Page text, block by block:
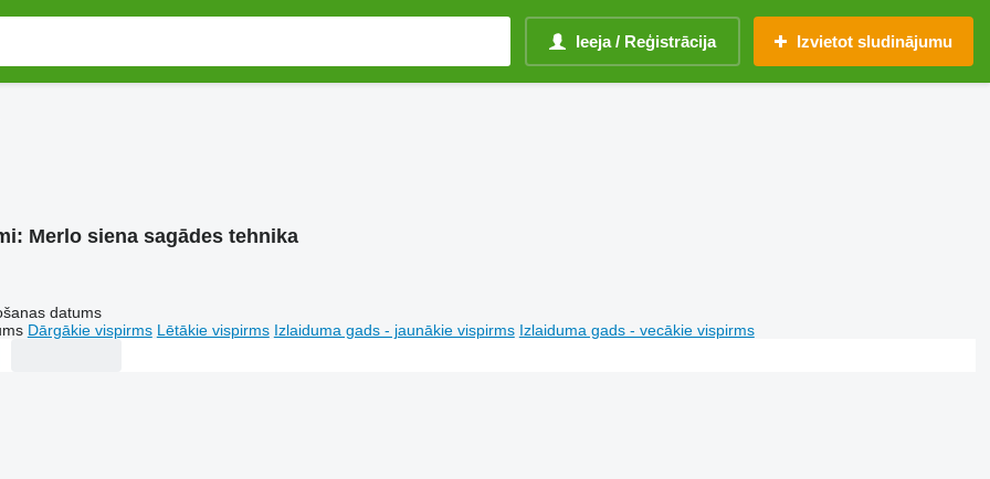
Ieeja / Reģistrācija Izvietot sludinājumu
Merlo siena sagādes tehnika
datums
Dārgākie vispirms Lētākie vispirms Izlaiduma gads - jaunākie vispirms Izlaiduma gads - vecākie vispirms